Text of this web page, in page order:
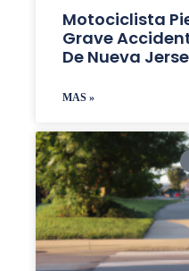
Motociclista
Grave
De Nueva
MAS »